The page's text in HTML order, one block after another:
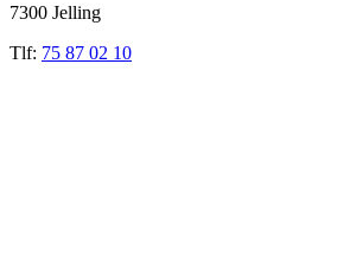
7300 Jelling
Tlf: 75 87 02 10